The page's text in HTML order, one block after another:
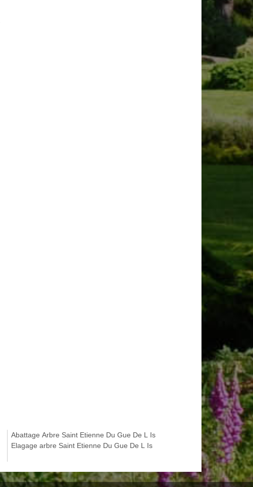
Abattage Arbre Saint Etienne Du Gue De L Is
Elagage arbre Saint Etienne Du Gue De L Is